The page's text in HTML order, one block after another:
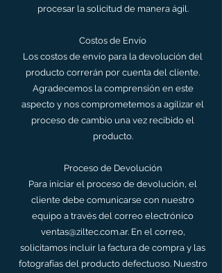
procesar la solicitud de manera ágil.
Costos de Envío
Los costos de envío para la devolución del
producto correrán por cuenta del cliente.
Agradecemos la comprensión en este
aspecto y nos comprometemos a agilizar el
proceso de cambio una vez recibido el
producto.
Proceso de Devolución
Para iniciar el proceso de devolución, el
cliente debe comunicarse con nuestro
equipo a través del correo electrónico
ventas@ziltec.com.ar. En el correo,
solicitamos incluir la factura de compra y las
fotografías del producto defectuoso. Nuestro